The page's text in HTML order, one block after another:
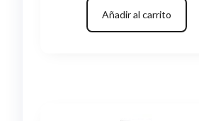
Añadir al carrito